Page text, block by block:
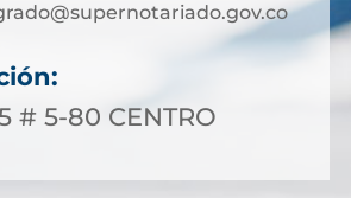
# 5-80 CENTRO